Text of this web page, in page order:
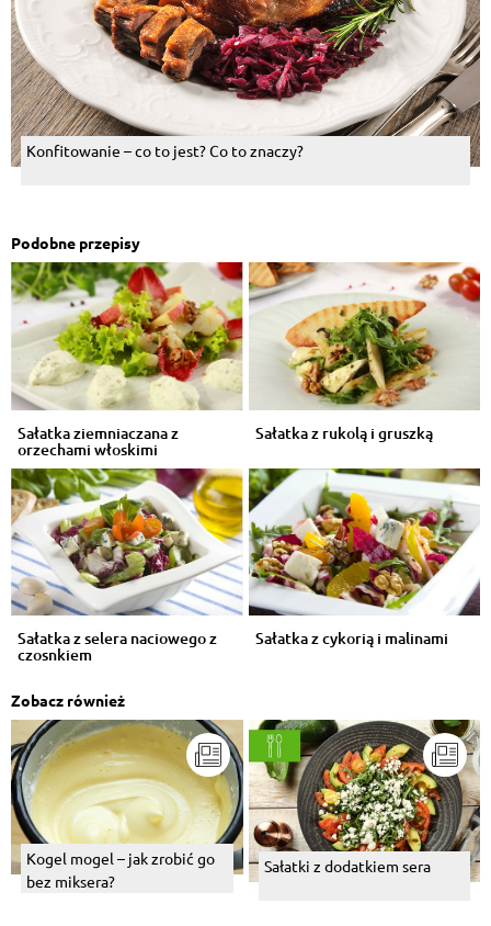
Konfitowanie – co to jest? Co to znaczy?
Podobne przepisy
Sałatka ziemniaczana z
orzechami włoskimi
Sałatka z rukolą i gruszką
Sałatka z selera naciowego z
czosnkiem
Sałatka z cykorią i malinami
Zobacz również
Kogel mogel – jak zrobić go
bez miksera?
Sałatki z dodatkiem sera